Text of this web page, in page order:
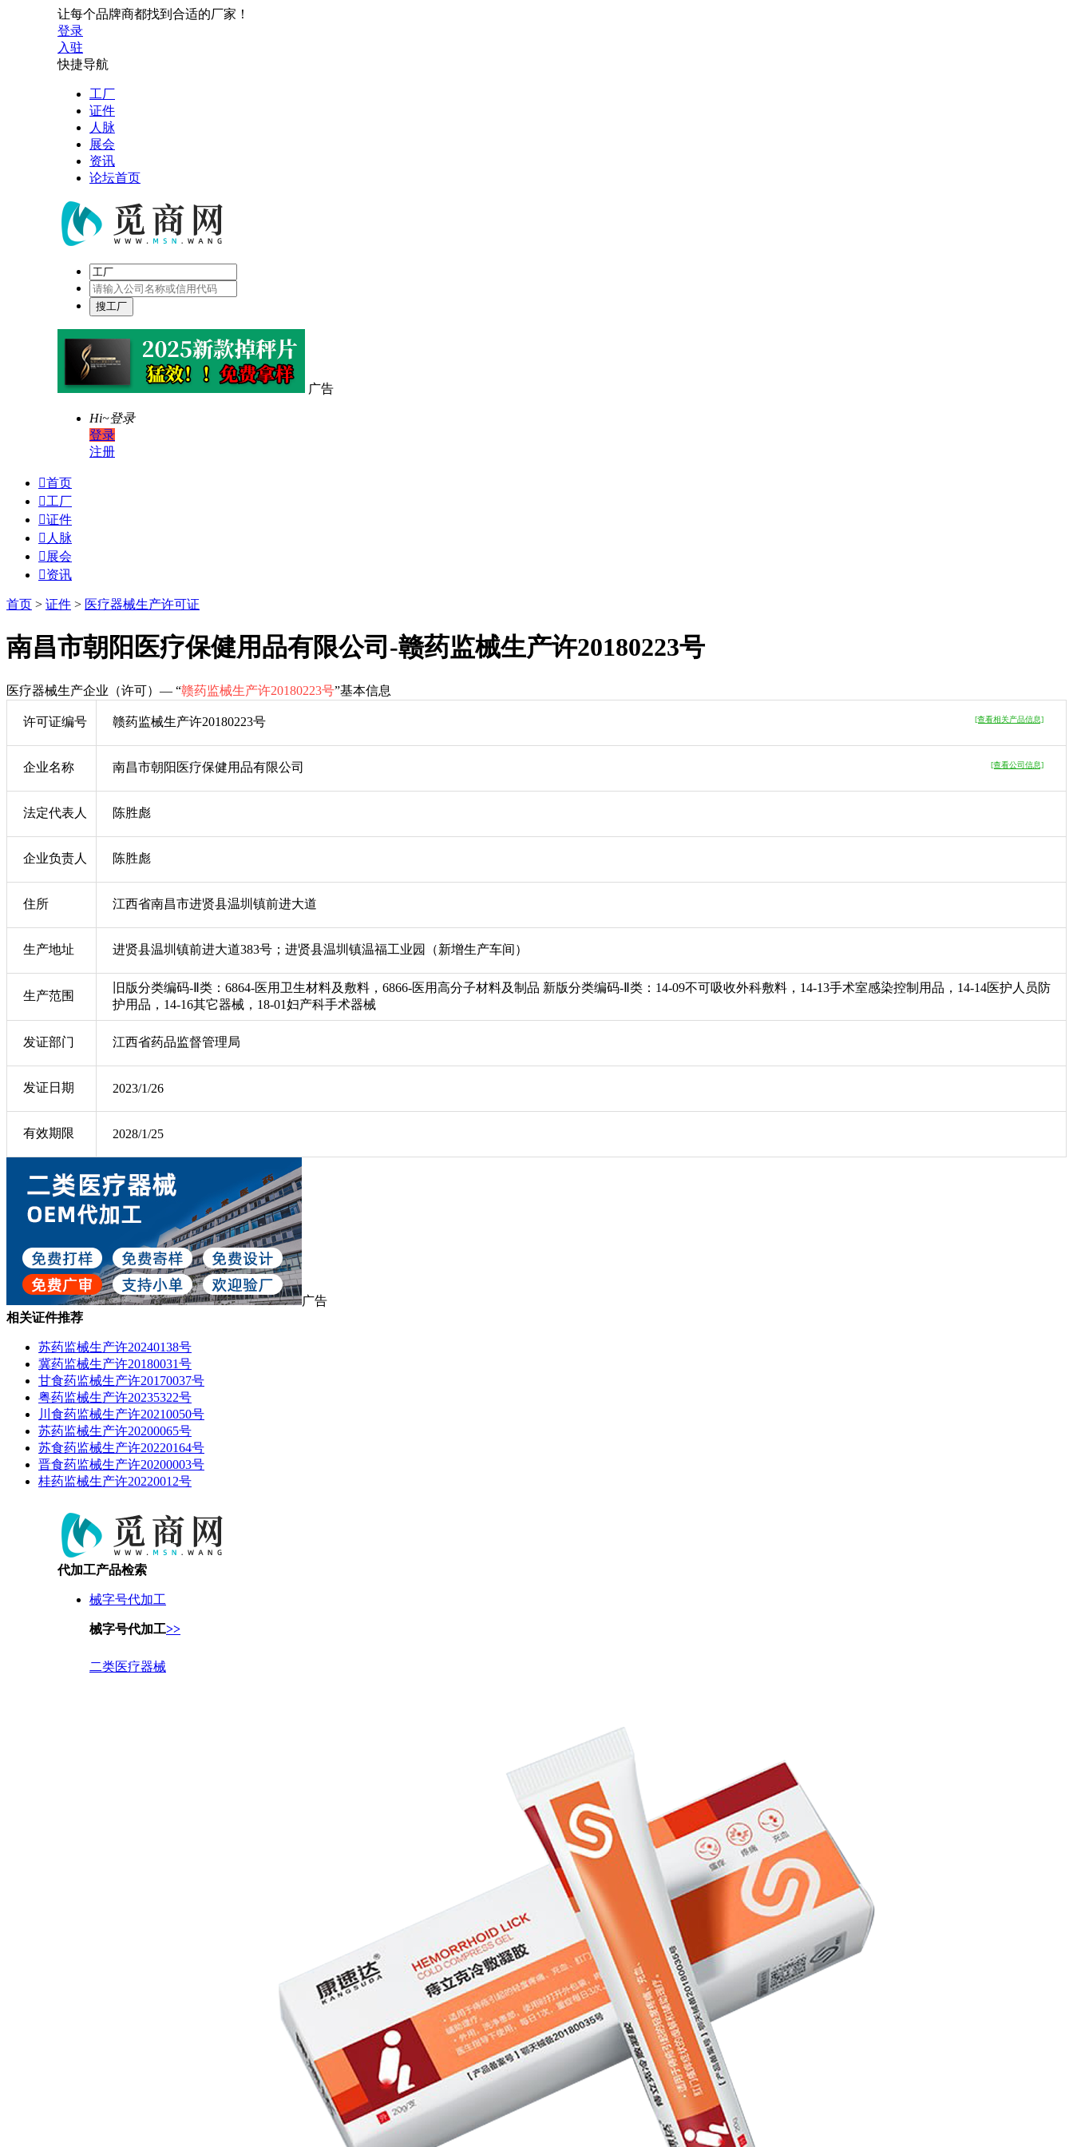
让每个品牌商都找到合适的厂家！
登录
入驻
快捷导航
工厂
证件
人脉
展会
资讯
论坛首页
广告
Hi~登录
登录
注册
首页
工厂
证件
 人脉
 展会
资讯
首页 > 证件 > 医疗器械生产许可证
南昌市朝阳医疗保健用品有限公司-赣药监械生产许20180223号
医疗器械生产企业（许可）— “赣药监械生产许20180223号”基本信息
许可证编号 赣药监械生产许20180223号 [查看相关产品信息]
企业名称 南昌市朝阳医疗保健用品有限公司 [查看公司信息]
法定代表人 陈胜彪
企业负责人 陈胜彪
住所 江西省南昌市进贤县温圳镇前进大道
生产地址 进贤县温圳镇前进大道383号；进贤县温圳镇温福工业园（新增生产车间）
生产范围
旧版分类编码-Ⅱ类：6864-医用卫生材料及敷料，6866-医用高分子材料及制品 新版分类编码-Ⅱ类：14-09不可吸收外科敷料，14-13手术室感染控制用品，14-14医护人员防
护用品，14-16其它器械，18-01妇产科手术器械
发证部门 江西省药品监督管理局
发证日期 2023/1/26
有效期限 2028/1/25
广告
相关证件推荐
苏药监械生产许20240138号
冀药监械生产许20180031号
甘食药监械生产许20170037号
粤药监械生产许20235322号
川食药监械生产许20210050号
苏药监械生产许20200065号
苏食药监械生产许20220164号
晋食药监械生产许20200003号
桂药监械生产许20220012号
代加工产品检索
械字号代加工
械字号代加工>>
二类医疗器械